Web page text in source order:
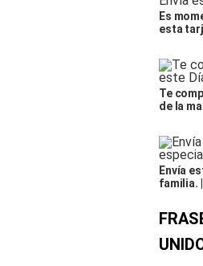
Es
esta
Te
de la
Envía
familia.